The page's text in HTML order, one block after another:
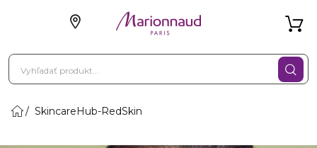
SkincareHub-RedSkin